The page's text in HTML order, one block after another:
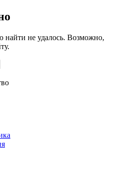
не удалось. Возможно,